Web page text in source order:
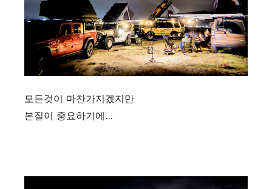
모든것이 마찬가지겠지만
본질이 중요하기에…